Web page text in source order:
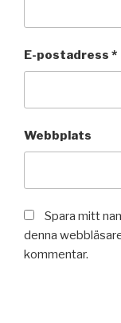
E-postadress *
Webbplats
Spara mitt
denna
kommentar.